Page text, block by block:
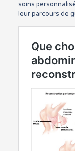
soins
leur parcours de